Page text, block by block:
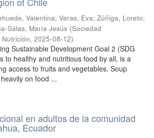
Valentina; Varas, Eva; Zúñiga, Loreto;
Salas, María Jesús (Sociedad
, 2025-08-12)
Sustainable Development Goal 2 (SDG
to healthy and nutritious food by all, is a
access to fruits and vegetables. Soup
on food ...
en adultos de la comunidad
Ecuador